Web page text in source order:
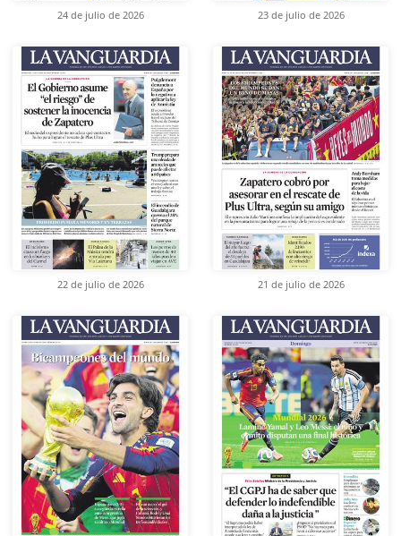
24 de julio de 2026 23 de julio de 2026
22 de julio de 2026 21 de julio de 2026